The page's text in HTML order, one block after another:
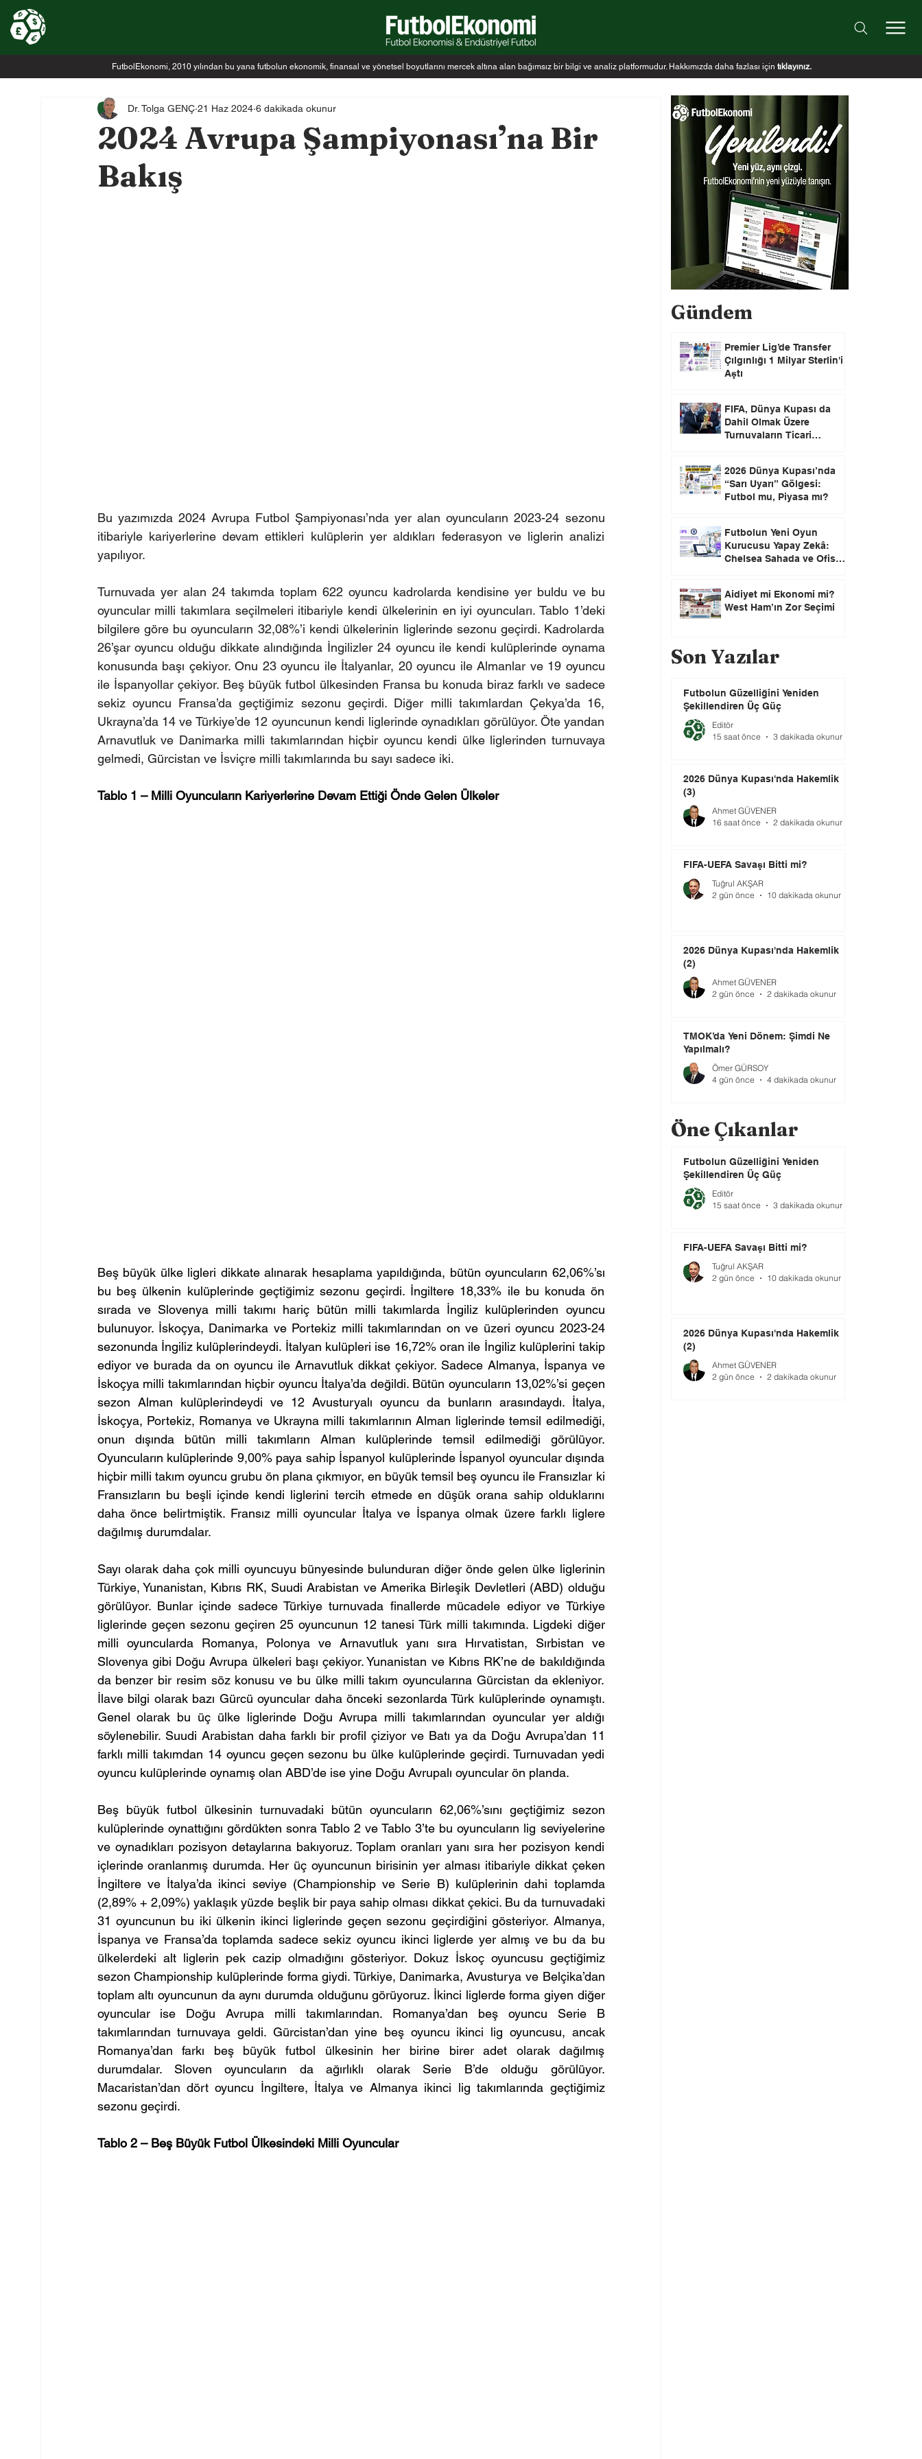
FutbolEkonomi, 2010 yılından bu yana futbolun ekonomik, finansal ve yönetsel boyutlarını mercek altına alan bağımsız bir bilgi ve analiz platformudur. Hakkımızda daha fazlası için tıklayınız.
2024 Avrupa Şampiyonası’na Bir
Bakış
Dr. Tolga GENÇ 21 Haz 2024 6 dakikada okunur
Bu yazımızda 2024 Avrupa Futbol Şampiyonası’nda yer alan oyuncuların 2023-24 sezonu
itibariyle kariyerlerine devam ettikleri kulüplerin yer aldıkları federasyon ve liglerin analizi
yapılıyor.
Turnuvada yer alan 24 takımda toplam 622 oyuncu kadrolarda kendisine yer buldu ve bu
oyuncular milli takımlara seçilmeleri itibariyle kendi ülkelerinin en iyi oyuncuları. Tablo 1’deki
bilgilere göre bu oyuncuların 32,08%’i kendi ülkelerinin liglerinde sezonu geçirdi. Kadrolarda
26’şar oyuncu olduğu dikkate alındığında İngilizler 24 oyuncu ile kendi kulüplerinde oynama
konusunda başı çekiyor. Onu 23 oyuncu ile İtalyanlar, 20 oyuncu ile Almanlar ve 19 oyuncu
ile İspanyollar çekiyor. Beş büyük futbol ülkesinden Fransa bu konuda biraz farklı ve sadece
sekiz oyuncu Fransa’da geçtiğimiz sezonu geçirdi. Diğer milli takımlardan Çekya’da 16,
Ukrayna’da 14 ve Türkiye’de 12 oyuncunun kendi liglerinde oynadıkları görülüyor. Öte yandan
Arnavutluk ve Danimarka milli takımlarından hiçbir oyuncu kendi ülke liglerinden turnuvaya
gelmedi, Gürcistan ve İsviçre milli takımlarında bu sayı sadece iki.
Tablo 1 – Milli Oyuncuların Kariyerlerine Devam Ettiği Önde Gelen Ülkeler
Beş büyük ülke ligleri dikkate alınarak hesaplama yapıldığında, bütün oyuncuların 62,06%’sı
bu beş ülkenin kulüplerinde geçtiğimiz sezonu geçirdi. İngiltere 18,33% ile bu konuda ön
sırada ve Slovenya milli takımı hariç bütün milli takımlarda İngiliz kulüplerinden oyuncu
bulunuyor. İskoçya, Danimarka ve Portekiz milli takımlarından on ve üzeri oyuncu 2023-24
sezonunda İngiliz kulüplerindeydi. İtalyan kulüpleri ise 16,72% oran ile İngiliz kulüplerini takip
ediyor ve burada da on oyuncu ile Arnavutluk dikkat çekiyor. Sadece Almanya, İspanya ve
İskoçya milli takımlarından hiçbir oyuncu İtalya’da değildi. Bütün oyuncuların 13,02%’si geçen
sezon Alman kulüplerindeydi ve 12 Avusturyalı oyuncu da bunların arasındaydı. İtalya,
İskoçya, Portekiz, Romanya ve Ukrayna milli takımlarının Alman liglerinde temsil edilmediği,
onun dışında bütün milli takımların Alman kulüplerinde temsil edilmediği görülüyor.
Oyuncuların kulüplerinde 9,00% paya sahip İspanyol kulüplerinde İspanyol oyuncular dışında
hiçbir milli takım oyuncu grubu ön plana çıkmıyor, en büyük temsil beş oyuncu ile Fransızlar ki
Fransızların bu beşli içinde kendi liglerini tercih etmede en düşük orana sahip olduklarını
daha önce belirtmiştik. Fransız milli oyuncular İtalya ve İspanya olmak üzere farklı liglere
dağılmış durumdalar.
Sayı olarak daha çok milli oyuncuyu bünyesinde bulunduran diğer önde gelen ülke liglerinin
Türkiye, Yunanistan, Kıbrıs RK, Suudi Arabistan ve Amerika Birleşik Devletleri (ABD) olduğu
görülüyor. Bunlar içinde sadece Türkiye turnuvada finallerde mücadele ediyor ve Türkiye
liglerinde geçen sezonu geçiren 25 oyuncunun 12 tanesi Türk milli takımında. Ligdeki diğer
milli oyuncularda Romanya, Polonya ve Arnavutluk yanı sıra Hırvatistan, Sırbistan ve
Slovenya gibi Doğu Avrupa ülkeleri başı çekiyor. Yunanistan ve Kıbrıs RK’ne de bakıldığında
da benzer bir resim söz konusu ve bu ülke milli takım oyuncularına Gürcistan da ekleniyor.
İlave bilgi olarak bazı Gürcü oyuncular daha önceki sezonlarda Türk kulüplerinde oynamıştı.
Genel olarak bu üç ülke liglerinde Doğu Avrupa milli takımlarından oyuncular yer aldığı
söylenebilir. Suudi Arabistan daha farklı bir profil çiziyor ve Batı ya da Doğu Avrupa’dan 11
farklı milli takımdan 14 oyuncu geçen sezonu bu ülke kulüplerinde geçirdi. Turnuvadan yedi
oyuncu kulüplerinde oynamış olan ABD’de ise yine Doğu Avrupalı oyuncular ön planda.
Beş büyük futbol ülkesinin turnuvadaki bütün oyuncuların 62,06%’sını geçtiğimiz sezon
kulüplerinde oynattığını gördükten sonra Tablo 2 ve Tablo 3’te bu oyuncuların lig seviyelerine
ve oynadıkları pozisyon detaylarına bakıyoruz. Toplam oranları yanı sıra her pozisyon kendi
içlerinde oranlanmış durumda. Her üç oyuncunun birisinin yer alması itibariyle dikkat çeken
İngiltere ve İtalya’da ikinci seviye (Championship ve Serie B) kulüplerinin dahi toplamda
(2,89% + 2,09%) yaklaşık yüzde beşlik bir paya sahip olması dikkat çekici. Bu da turnuvadaki
31 oyuncunun bu iki ülkenin ikinci liglerinde geçen sezonu geçirdiğini gösteriyor. Almanya,
İspanya ve Fransa’da toplamda sadece sekiz oyuncu ikinci liglerde yer almış ve bu da bu
ülkelerdeki alt liglerin pek cazip olmadığını gösteriyor. Dokuz İskoç oyuncusu geçtiğimiz
sezon Championship kulüplerinde forma giydi. Türkiye, Danimarka, Avusturya ve Belçika’dan
toplam altı oyuncunun da aynı durumda olduğunu görüyoruz. İkinci liglerde forma giyen diğer
oyuncular ise Doğu Avrupa milli takımlarından. Romanya’dan beş oyuncu Serie B
takımlarından turnuvaya geldi. Gürcistan’dan yine beş oyuncu ikinci lig oyuncusu, ancak
Romanya’dan farkı beş büyük futbol ülkesinin her birine birer adet olarak dağılmış
durumdalar. Sloven oyuncuların da ağırlıklı olarak Serie B’de olduğu görülüyor.
Macaristan’dan dört oyuncu İngiltere, İtalya ve Almanya ikinci lig takımlarında geçtiğimiz
sezonu geçirdi.
Tablo 2 – Beş Büyük Futbol Ülkesindeki Milli Oyuncular
Gündem
Premier Lig’de Transfer
Çılgınlığı 1 Milyar Sterlin'i
Aştı
FIFA, Dünya Kupası da
Dahil Olmak Üzere
Turnuvaların Ticari
2026 Dünya Kupası’nda
“Sarı Uyarı” Gölgesi:
Futbol mu, Piyasa mı?
Futbolun Yeni Oyun
Kurucusu Yapay Zekâ:
Chelsea Sahada ve Ofiste
Aidiyet mi Ekonomi mi?
West Ham’ın Zor Seçimi
Son Yazılar
Futbolun Güzelliğini Yeniden
Şekillendiren Üç Güç
Editör
15 saat önce
3 dakikada okunur
2026 Dünya Kupası'nda Hakemlik
(3)
Ahmet GÜVENER
16 saat önce
2 dakikada okunur
FIFA-UEFA Savaşı Bitti mi?
Tuğrul AKŞAR
2 gün önce
10 dakikada okunur
2026 Dünya Kupası'nda Hakemlik
(2)
Ahmet GÜVENER
2 gün önce
2 dakikada okunur
TMOK’da Yeni Dönem: Şimdi Ne
Yapılmalı?
Ömer GÜRSOY
4 gün önce
4 dakikada okunur
Öne Çıkanlar
Futbolun Güzelliğini Yeniden
Şekillendiren Üç Güç
Editör
15 saat önce
3 dakikada okunur
FIFA-UEFA Savaşı Bitti mi?
Tuğrul AKŞAR
2 gün önce
10 dakikada okunur
2026 Dünya Kupası'nda Hakemlik
(2)
Ahmet GÜVENER
2 gün önce
2 dakikada okunur